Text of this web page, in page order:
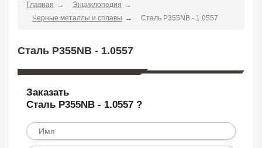
Главная
Энциклопедия
Черные металлы и сплавы
Сталь P355NB - 1.0557
Сталь P355NB - 1.0557
Заказать
Сталь P355NB - 1.0557 ?